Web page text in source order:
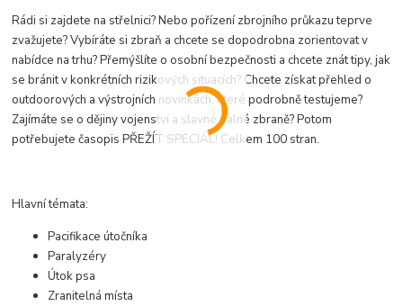
Rádi si zajdete na střelnici? Nebo pořízení zbrojního průkazu teprve
zvažujete? Vybíráte si zbraň a chcete se dopodrobna zorientovat v
nabídce na trhu? Přemýšlíte o osobní bezpečnosti a chcete znát tipy, jak
se bránit v konkrétních rizikových situacích? Chcete získat přehled o
outdoorových a výstrojních novinkách, které podrobně testujeme?
Zajímáte se o dějiny vojenství a slavné palné zbraně? Potom
potřebujete časopis PŘEŽÍT SPECIÁL! Celkem 100 stran.
Hlavní témata:
Pacifikace útočníka
Paralyzéry
Útok psa
Zranitelná místa